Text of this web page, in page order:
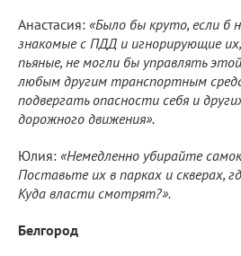
Анастасия: «Было бы круто, если б
знакомые с ПДД и игнорирующие
пьяные, не могли бы управлять
любым другим транспортным
подвергать опасности себя и
дорожного движения».
Юлия: «Немедленно убирайте
Поставьте их в парках и скверах,
Куда власти смотрят?».
Белгород